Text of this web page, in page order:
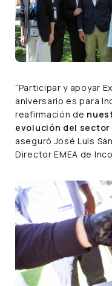
“Participar y apoyar
aniversario es para
reafirmación de
evolución del
aseguró José Luis
Director EMEA de